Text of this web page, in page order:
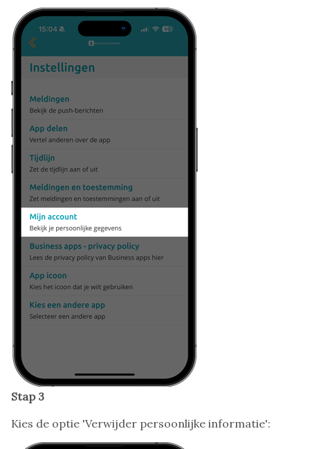
Stap 3
Kies de optie 'Verwijder persoonlijke informatie':